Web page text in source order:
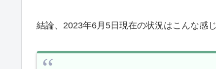
結論、2023年6月5日現在の状況はこんな感